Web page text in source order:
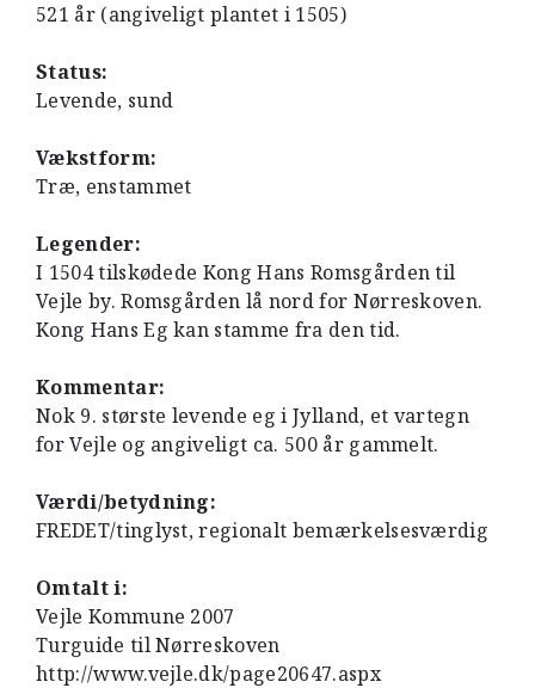
521 år (angiveligt plantet i 1505)
Status:
Levende, sund
Vækstform:
Træ, enstammet
Legender:
I 1504 tilskødede Kong Hans Romsgården til
Vejle by. Romsgården lå nord for Nørreskoven.
Kong Hans Eg kan stamme fra den tid.
Kommentar:
Nok 9. største levende eg i Jylland, et vartegn
for Vejle og angiveligt ca. 500 år gammelt.
Værdi/betydning:
FREDET/tinglyst, regionalt bemærkelsesværdig
Omtalt i:
Vejle Kommune 2007
Turguide til Nørreskoven
http://www.vejle.dk/page20647.aspx